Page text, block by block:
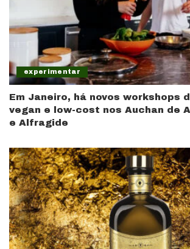
experimentar
Em Janeiro, há novos workshops
vegan e low-cost nos Auchan de
e Alfragide